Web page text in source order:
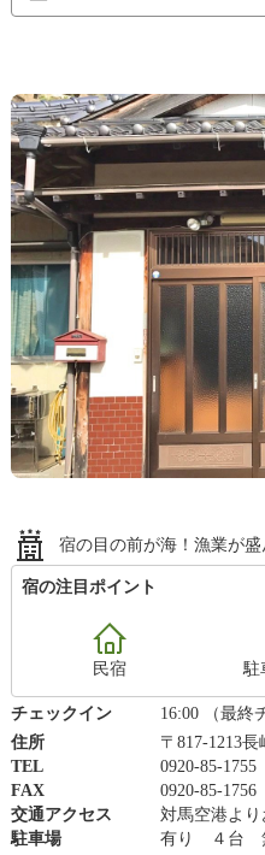
宿の目の前が海！漁業が
宿の注目ポイント
民宿 駐
チェックイン 16:00 （最終
住所
〒817-1213
TEL
0920-85-1755
FAX
0920-85-1756
交通アクセス
対馬空港よ
駐車場
有り ４台